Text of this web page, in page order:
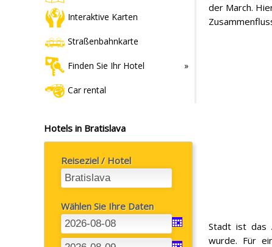
Interaktive Karten
Straßenbahnkarte
Finden Sie Ihr Hotel
Car rental
Hotels in Bratislava
Reiseziel / Hotel
Wählen Sie Ihre Daten
der March.
Stadt ist das
wurde. Für